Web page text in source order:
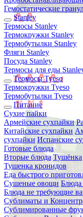
Гемостатические
Stanley
Термосы Stanley
Термокружки Stanley
Термобутылки Stanley
Фляги Stanley
Посуда Stanley
Термосы для еды
Термосы Tyeso
Термокружки Tyeso
Термобутылки Tyeso
Питание
Сухие пайки
Армейские сухпайки
Китайские сухпайки
сухпайки Испанские
Готовые блюда
Вторые блюда Тушёнка
Тушенка кронидов
Еда быстрого
Сушеные овощи Блюда
Блюда не требующие
Сублиматы и
Сублимированные